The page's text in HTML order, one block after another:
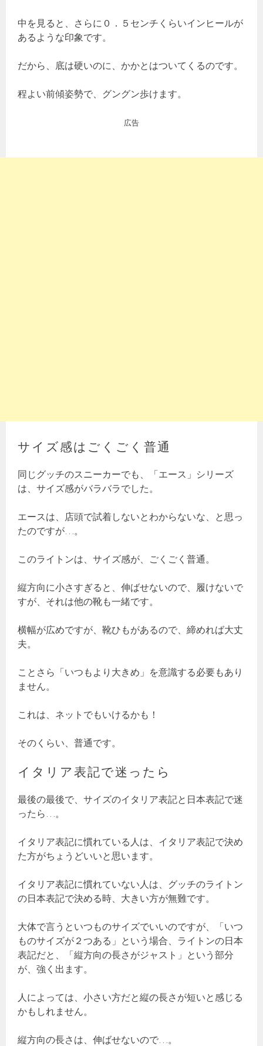
中を見ると、さらに０．５センチくらいインヒールが
あるような印象です。
だから、底は硬いのに、かかとはついてくるのです。
程よい前傾姿勢で、グングン歩けます。
広告
サイズ感はごくごく普通
同じグッチのスニーカーでも、「エース」シリーズ
は、サイズ感がバラバラでした。
エースは、店頭で試着しないとわからないな、と思っ
たのですが…。
このライトンは、サイズ感が、ごくごく普通。
縦方向に小さすぎると、伸ばせないので、履けないで
すが、それは他の靴も一緒です。
横幅が広めですが、靴ひもがあるので、締めれば大丈
夫。
ことさら「いつもより大きめ」を意識する必要もあり
ません。
これは、ネットでもいけるかも！
そのくらい、普通です。
イタリア表記で迷ったら
最後の最後で、サイズのイタリア表記と日本表記で迷
ったら…。
イタリア表記に慣れている人は、イタリア表記で決め
た方がちょうどいいと思います。
イタリア表記に慣れていない人は、グッチのライトン
の日本表記で決める時、大きい方が無難です。
大体で言うといつものサイズでいいのですが、「いつ
ものサイズが２つある」という場合、ライトンの日本
表記だと、「縦方向の長さがジャスト」という部分
が、強く出ます。
人によっては、小さい方だと縦の長さが短いと感じる
かもしれません。
縦方向の長さは、伸ばせないので…。